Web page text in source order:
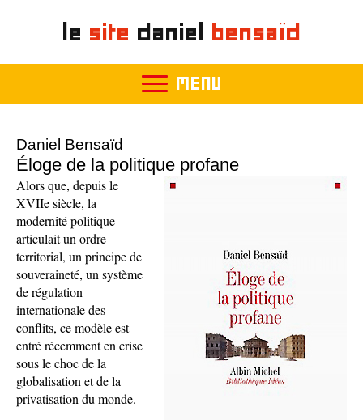
le site daniel bensaïd
MENU
Daniel Bensaïd
Éloge de la politique profane
Alors que, depuis le
XVIIe siècle, la
modernité politique
articulait un ordre
territorial, un principe de
souveraineté, un système
de régulation
internationale des
conflits, ce modèle est
entré récemment en crise
sous le choc de la
globalisation et de la
privatisation du monde.